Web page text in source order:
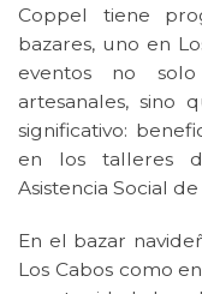
Coppel
tiene
bazares, uno en
eventos no
artesanales, sino
significativo:
en los talleres
Asistencia Social de
En el bazar
Los Cabos como